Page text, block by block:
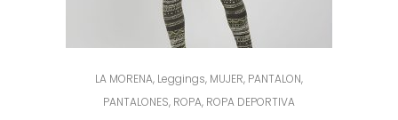
LA MORENA, Leggings, MUJER, PANTALON,
PANTALONES, ROPA, ROPA DEPORTIVA